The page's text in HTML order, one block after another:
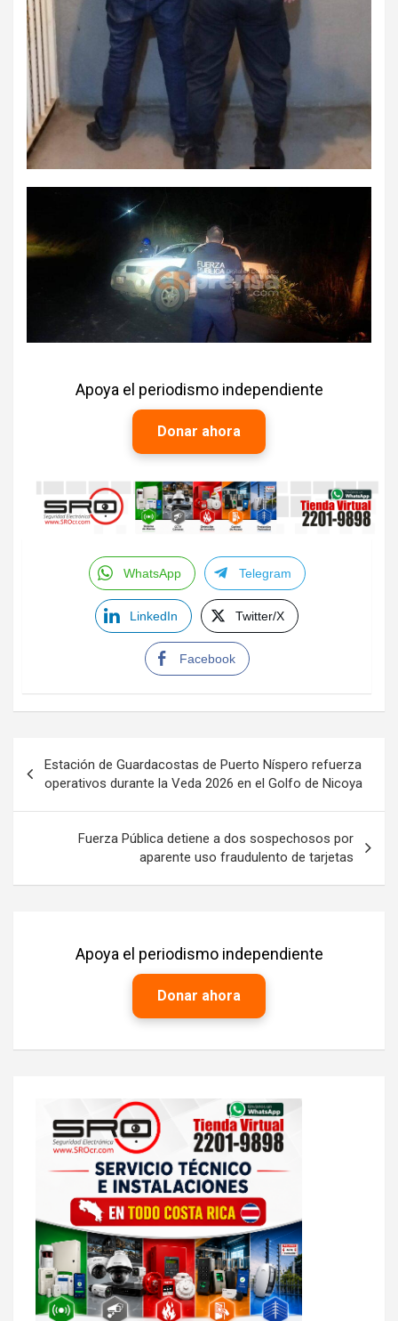
Apoya el periodismo independiente
Donar ahora
WhatsApp Telegram
LinkedIn Twitter/X
Facebook
de
entradas
Estación de Guardacostas de Puerto Níspero refuerza
operativos durante la Veda 2026 en el Golfo de Nicoya
Fuerza Pública detiene a dos sospechosos por
aparente uso fraudulento de tarjetas
Apoya el periodismo independiente
Donar ahora